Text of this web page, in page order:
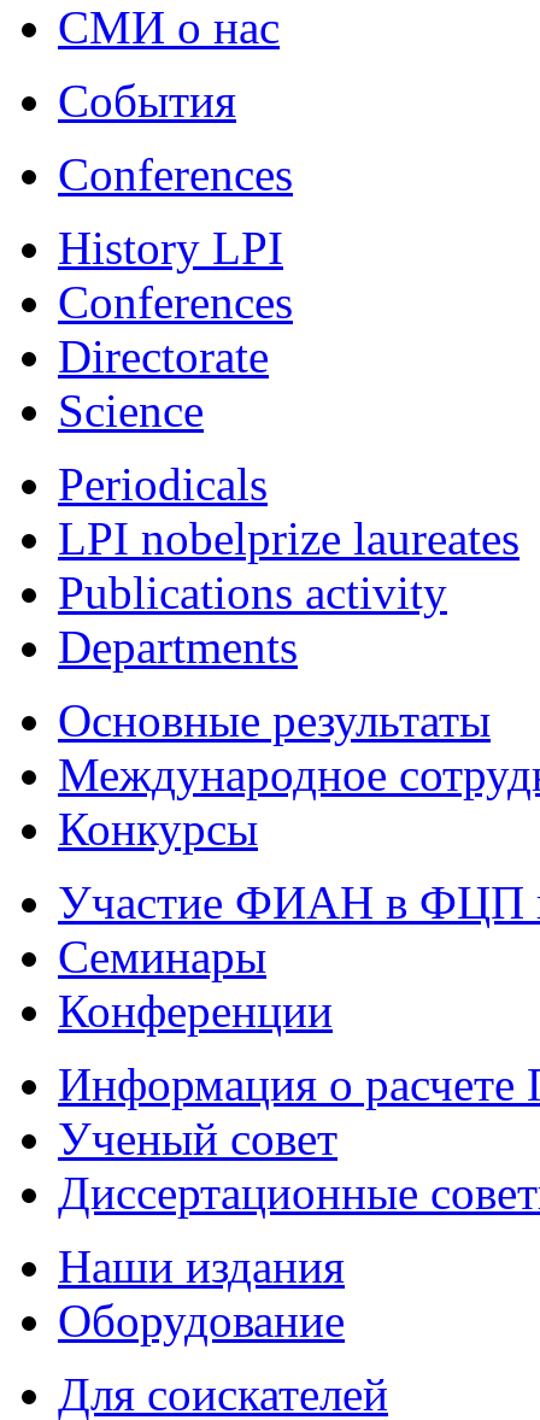
СМИ о нас
События
Conferences
History LPI
Conferences
Directorate
Science
Periodicals
LPI nobelprize laureates
Publications activity
Departments
Основные результаты
Международное
Конкурсы
Участие ФИАН в ФЦП
Семинары
Конференции
Информация о
Ученый совет
Диссертационные
Наши издания
Оборудование
Для соискателей